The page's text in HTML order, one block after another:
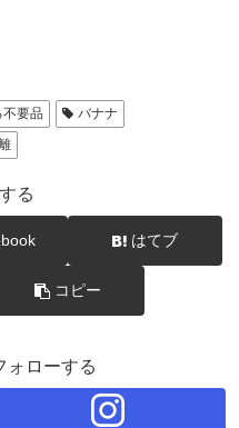
要品
バナナ
る
はてブ
コピー
ォローする